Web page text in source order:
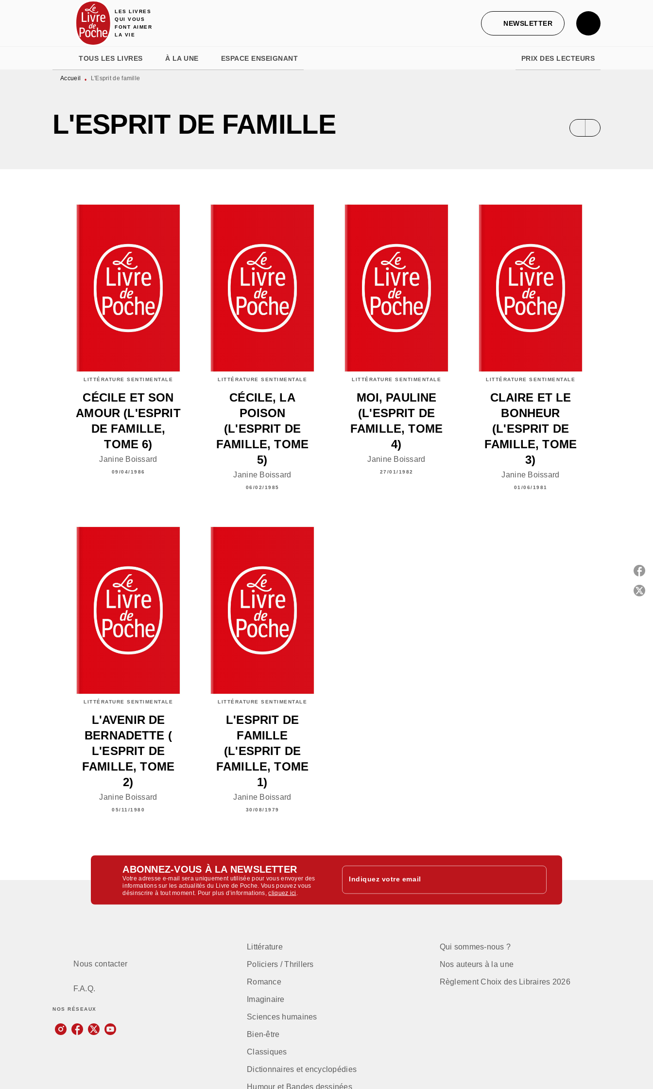
MENU RECHERCHE
LES LIVRES
QUI VOUS
FONT AIMER
LA VIE
NEWSLETTER
TOUS LES LIVRES À LA UNE ESPACE ENSEIGNANT PRIX DES LECTEURS
Accueil • L'Esprit de famille
L'ESPRIT DE FAMILLE
LITTÉRATURE SENTIMENTALE
CÉCILE ET SON
AMOUR (L'ESPRIT
DE FAMILLE,
TOME 6)
Janine Boissard
09/04/1986
LITTÉRATURE SENTIMENTALE
CÉCILE, LA
POISON
(L'ESPRIT DE
FAMILLE, TOME
5)
Janine Boissard
06/02/1985
LITTÉRATURE SENTIMENTALE
MOI, PAULINE
(L'ESPRIT DE
FAMILLE, TOME
4)
Janine Boissard
27/01/1982
LITTÉRATURE SENTIMENTALE
CLAIRE ET LE
BONHEUR
(L'ESPRIT DE
FAMILLE, TOME
3)
Janine Boissard
01/06/1981
LITTÉRATURE SENTIMENTALE
L'AVENIR DE
BERNADETTE (
L'ESPRIT DE
FAMILLE, TOME
2)
Janine Boissard
05/11/1980
LITTÉRATURE SENTIMENTALE
L'ESPRIT DE
FAMILLE
(L'ESPRIT DE
FAMILLE, TOME
1)
Janine Boissard
30/08/1979
ABONNEZ-VOUS À LA NEWSLETTER
Votre adresse e-mail sera uniquement utilisée pour vous envoyer des
informations sur les actualités du Livre de Poche. Vous pouvez vous
désinscrire à tout moment. Pour plus d’informations,cliquez ici
Indiquez votre email
Nous contacter
F.A.Q.
NOS RÉSEAUX
Littérature
Policiers / Thrillers
Romance
Imaginaire
Sciences humaines
Bien-être
Classiques
Dictionnaires et encyclopédies
Humour et Bandes dessinées
Qui sommes-nous ?
Nos auteurs à la une
Règlement Choix des Libraires 2026